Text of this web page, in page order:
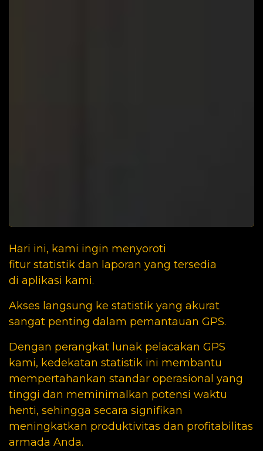
Hari ini, kami ingin menyoroti
fitur statistik dan laporan yang tersedia
di aplikasi kami.
Akses langsung ke statistik yang akurat
sangat penting dalam pemantauan GPS.
Dengan perangkat lunak pelacakan GPS
kami, kedekatan statistik ini membantu
mempertahankan standar operasional yang
tinggi dan meminimalkan potensi waktu
henti, sehingga secara signifikan
meningkatkan produktivitas dan profitabilitas
armada Anda.